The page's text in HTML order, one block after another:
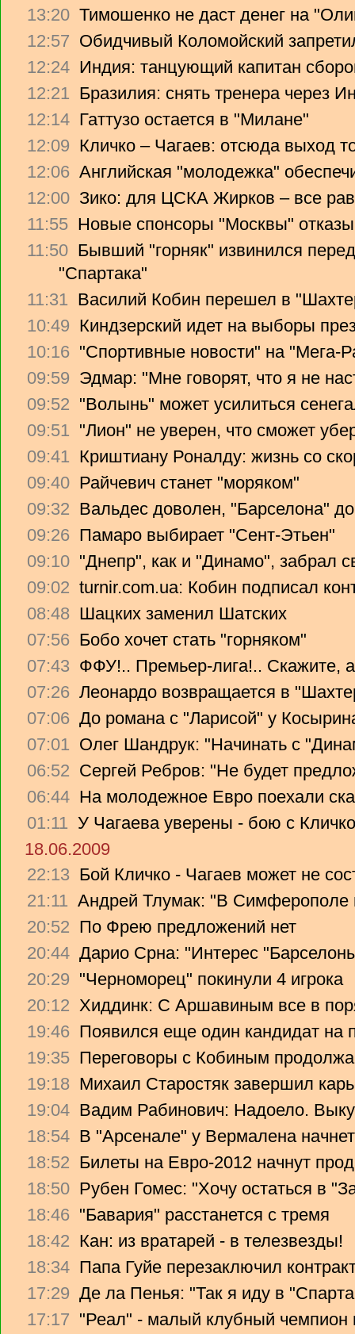
13:20 Тимошенко не даст денег на
12:57 Обидчивый Коломойский
12:24 Индия: танцующий капитан
12:21 Бразилия: снять тренера через
12:14 Гаттузо остается в "Милане"
12:09 Кличко – Чагаев: отсюда выход
12:06 Английская "молодежка"
12:00 Зико: для ЦСКА Жирков – все
11:55 Новые спонсоры "Москвы"
11:50 Бывший "горняк" извинился
"Спартака"
11:31 Василий Кобин перешел в
10:49 Киндзерский идет на выборы
10:16 "Спортивные новости" на "Мега-
09:59 Эдмар: "Мне говорят, что я не
09:52 "Волынь" может усилиться
09:51 "Лион" не уверен, что сможет
09:41 Криштиану Роналду: жизнь со
09:40 Райчевич станет "моряком"
09:32 Вальдес доволен, "Барселона"
09:26 Памаро выбирает "Сент-Этьен"
09:10 "Днепр", как и "Динамо", забрал
09:02 turnir.com.ua: Кобин подписал
08:48 Шацких заменил Шатских
07:56 Бобо хочет стать "горняком"
07:43 ФФУ!.. Премьер-лига!.. Скажите,
07:26 Леонардо возвращается в
07:06 До романа с "Ларисой" у
07:01 Олег Шандрук: "Начинать с
06:52 Сергей Ребров: "Не будет
06:44 На молодежное Евро поехали
01:11 У Чагаева уверены - бою с
18.06.2009
22:13 Бой Кличко - Чагаев может не
21:11 Андрей Тлумак: "В Симферополе
20:52 По Фрею предложений нет
20:44 Дарио Срна: "Интерес
20:29 "Черноморец" покинули 4 игрока
20:12 Хиддинк: С Аршавиным все в
19:46 Появился еще один кандидат на
19:35 Переговоры с Кобиным
19:18 Михаил Старостяк завершил
19:04 Вадим Рабинович: Надоело.
18:54 В "Арсенале" у Вермалена
18:52 Билеты на Евро-2012 начнут
18:50 Рубен Гомес: "Хочу остаться в
18:46 "Бавария" расстанется с тремя
18:42 Кан: из вратарей - в телезвезды!
18:34 Папа Гуйе перезаключил
17:29 Де ла Пенья: "Так я иду в
17:17 "Реал" - малый клубный чемпион